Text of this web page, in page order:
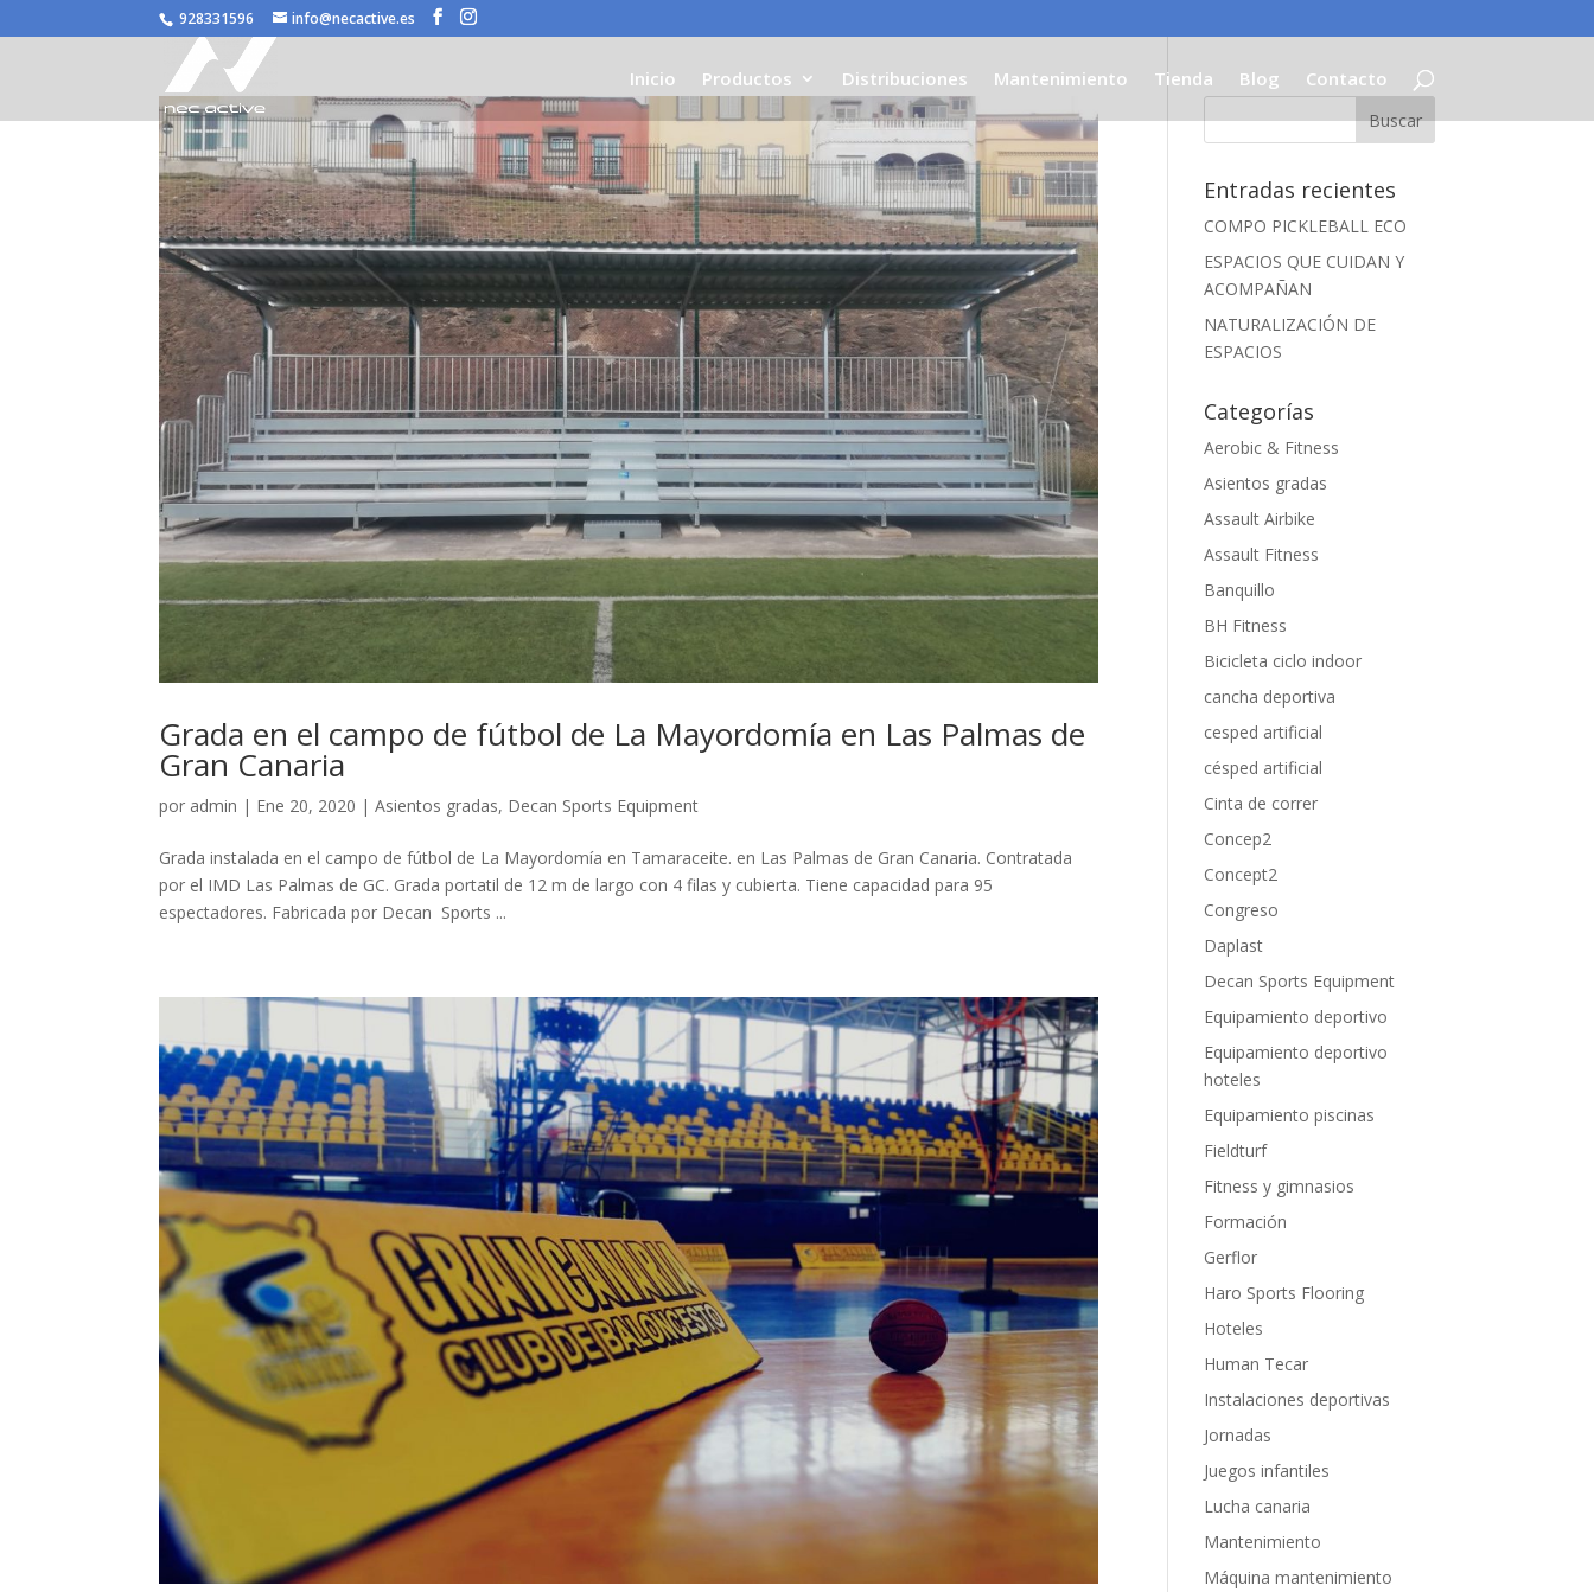
/* JS para menú plegable móvil Divi */
928331596 info@necactive.es
Inicio Productos Distribuciones Mantenimiento Tienda Blog Contacto
Grada en el campo de fútbol de La Mayordomía en Las Palmas de
Gran Canaria
por admin | Ene 20, 2020 |Asientos gradas, Decan Sports Equipment
Grada instalada en el campo de fútbol de La Mayordomía en Tamaraceite. en Las Palmas de Gran Canaria. Contratada
por el IMD Las Palmas de GC. Grada portatil de 12 m de largo con 4 filas y cubierta. Tiene capacidad para 95
espectadores. Fabricada por Decan Sports ...
Entradas recientes
COMPO PICKLEBALL ECO
ESPACIOS QUE CUIDAN Y
ACOMPAÑAN
NATURALIZACIÓN DE
ESPACIOS
Categorías
Aerobic & Fitness
Asientos gradas
Assault Airbike
Assault Fitness
Banquillo
BH Fitness
Bicicleta ciclo indoor
cancha deportiva
cesped artificial
césped artificial
Cinta de correr
Concep2
Concept2
Congreso
Daplast
Decan Sports Equipment
Equipamiento deportivo
Equipamiento deportivo
hoteles
Equipamiento piscinas
Fieldturf
Fitness y gimnasios
Formación
Gerflor
Haro Sports Flooring
Hoteles
Human Tecar
Instalaciones deportivas
Jornadas
Juegos infantiles
Lucha canaria
Mantenimiento
Máquina mantenimiento